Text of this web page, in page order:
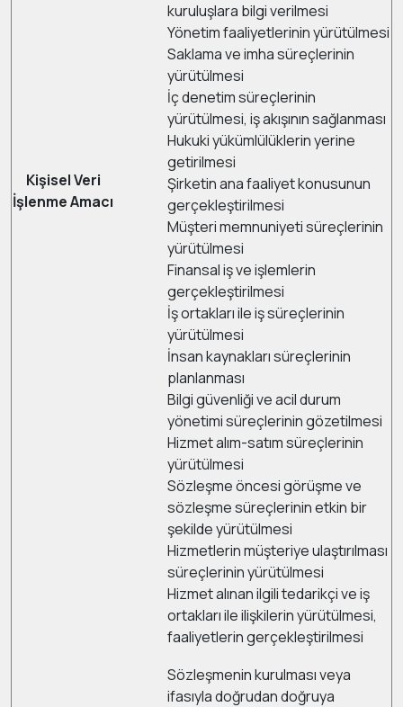
Kişisel Veri
İşlenme Amacı
kuruluşlara bilgi verilmesi
Yönetim faaliyetlerinin yürütülmesi
Saklama ve imha süreçlerinin
yürütülmesi
İç denetim süreçlerinin
yürütülmesi, iş akışının sağlanması
Hukuki yükümlülüklerin yerine
getirilmesi
Şirketin ana faaliyet konusunun
gerçekleştirilmesi
Müşteri memnuniyeti süreçlerinin
yürütülmesi
Finansal iş ve işlemlerin
gerçekleştirilmesi
İş ortakları ile iş süreçlerinin
yürütülmesi
İnsan kaynakları süreçlerinin
planlanması
Bilgi güvenliği ve acil durum
yönetimi süreçlerinin gözetilmesi
Hizmet alım-satım süreçlerinin
yürütülmesi
Sözleşme öncesi görüşme ve
sözleşme süreçlerinin etkin bir
şekilde yürütülmesi
Hizmetlerin müşteriye ulaştırılması
süreçlerinin yürütülmesi
Hizmet alınan ilgili tedarikçi ve iş
ortakları ile ilişkilerin yürütülmesi,
faaliyetlerin gerçekleştirilmesi
Sözleşmenin kurulması veya
ifasıyla doğrudan doğruya